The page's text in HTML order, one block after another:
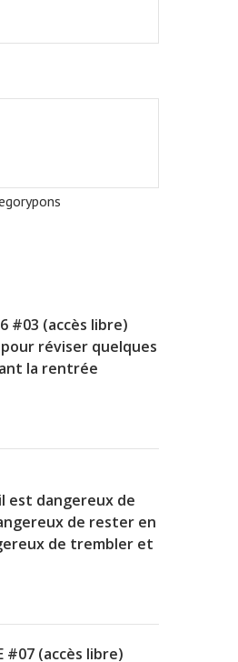
#03 (accès libre)
réviser quelques
la rentrée
est dangereux de
de rester en
de trembler et
#07 (accès libre)